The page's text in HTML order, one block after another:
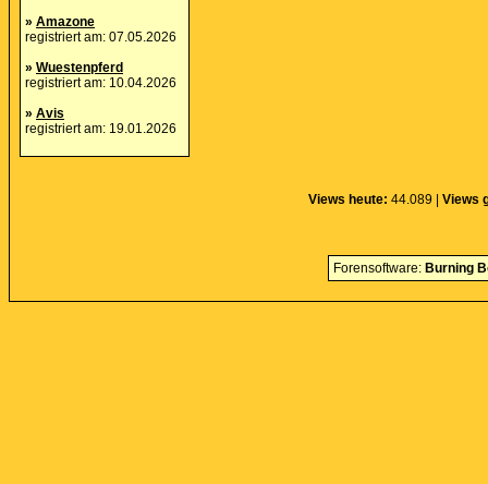
» Amazone
registriert am: 07.05.2026
» Wuestenpferd
registriert am: 10.04.2026
» Avis
registriert am: 19.01.2026
Views heute: 44.089 | Views
Forensoftware: Burning